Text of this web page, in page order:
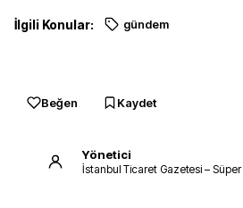
İlgili Konular: gündem
Beğen Kaydet
Yönetici
İstanbul Ticaret Gazetesi –